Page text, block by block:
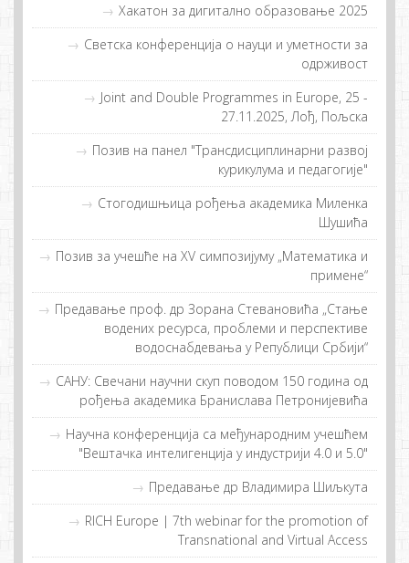
Хакатон за дигитално образовање 2025
Светска конференција о науци и уметности за
одрживост
Joint and Double Programmes in Europe, 25 -
27.11.2025, Лођ, Пољска
Позив на панел "Трансдисциплинарни развој
курикулума и педагогије"
Стогодишњица рођења академика Миленка
Шушића
Позив за учешће на XV симпозијуму „Математика и
примене“
Предавање проф. др Зорана Стевановића „Стање
водених ресурса, проблеми и перспективе
водоснабдевања у Републици Србији“
САНУ: Свечани научни скуп поводом 150 година од
рођења академика Бранислава Петронијевића
Нaучнa кoнфeрeнциja сa мeђунaрoдним учeшћeм
"Вeштaчкa интeлигeнциja у индустриjи 4.0 и 5.0"
Предавање др Владимира Шиљкута
RICH Europe | 7th webinar for the promotion of
Transnational and Virtual Access